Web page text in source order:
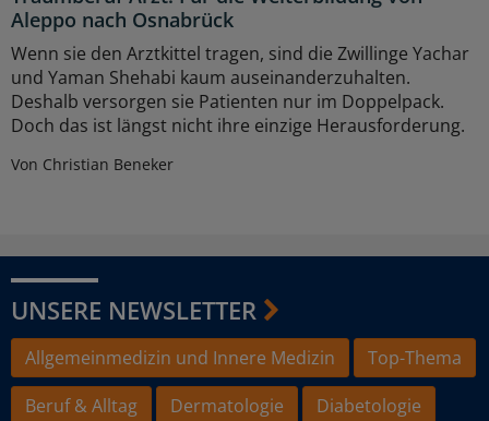
Aleppo nach Osnabrück
Wenn sie den Arztkittel tragen, sind die Zwillinge Yachar
und Yaman Shehabi kaum auseinanderzuhalten.
Deshalb versorgen sie Patienten nur im Doppelpack.
Doch das ist längst nicht ihre einzige Herausforderung.
Von Christian Beneker
UNSERE NEWSLETTER
Allgemeinmedizin und Innere Medizin
Top-Thema
Beruf & Alltag
Dermatologie
Diabetologie